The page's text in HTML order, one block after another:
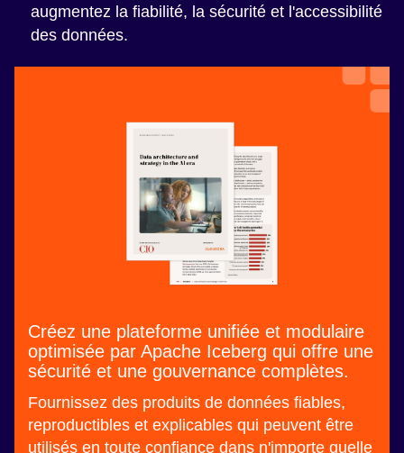
augmentez la fiabilité, la sécurité et l'accessibilité
des données.
Créez une plateforme unifiée et modulaire
optimisée par Apache Iceberg qui offre une
sécurité et une gouvernance complètes.
Fournissez des produits de données fiables,
reproductibles et explicables qui peuvent être
utilisés en toute confiance dans n'importe quelle